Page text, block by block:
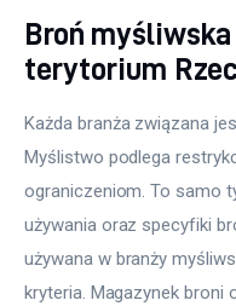
Broń
terytorium
Każda branża związana
Myślistwo podlega
ograniczeniom. To samo
używania oraz specyfiki
używana w branży
kryteria. Magazynek